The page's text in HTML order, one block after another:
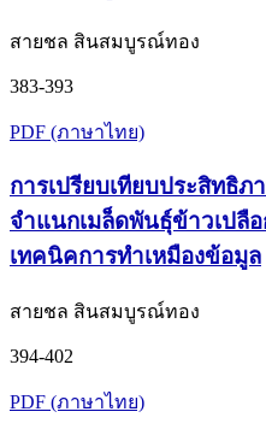
สายชล สินสมบูรณ์ทอง
383-393
PDF (ภาษาไทย)
การเปรียบเทียบประสิทธิ
จำแนกเมล็ดพันธุ์ข้าวเปลื
เทคนิคการทำเหมืองข้อมูล
สายชล สินสมบูรณ์ทอง
394-402
PDF (ภาษาไทย)